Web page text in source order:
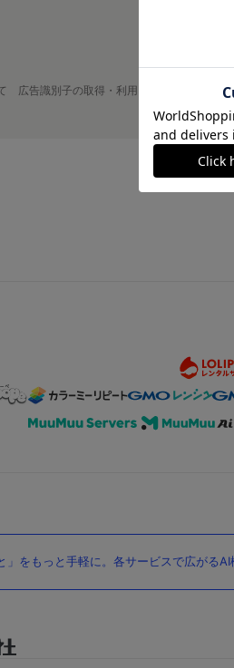
広告識別子の取得・利用 プライバシーポ
」をもっと手軽に。各サービスで広がる